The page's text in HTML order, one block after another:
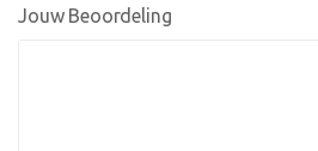
Jouw Beoordeling